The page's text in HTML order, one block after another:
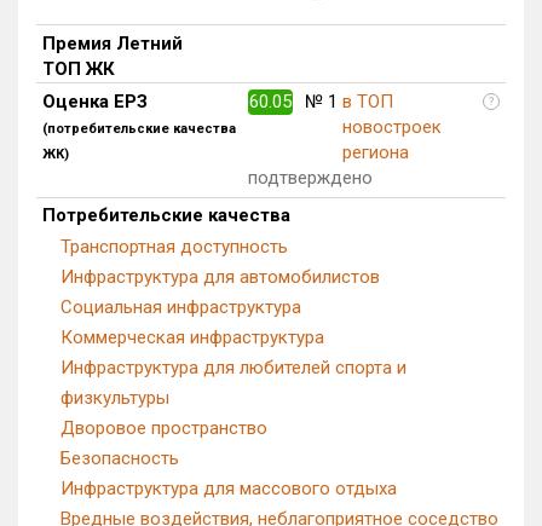
Премия Летний
ТОП ЖК
Оценка ЕРЗ
(потребительские качества
ЖК)
60.05 № 1 в ТОП
новостроек
региона
?
подтверждено
Потребительские качества
Транспортная доступность
Инфраструктура для автомобилистов
Социальная инфраструктура
Коммерческая инфраструктура
Инфраструктура для любителей спорта и
физкультуры
Дворовое пространство
Безопасность
Инфраструктура для массового отдыха
Вредные воздействия, неблагоприятное соседство